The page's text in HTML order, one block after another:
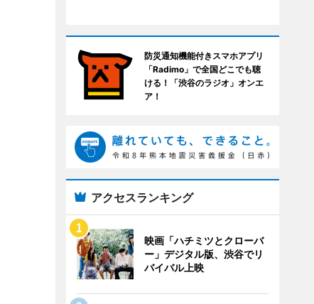
防災通知機能付きスマホアプリ
「Radimo」で全国どこでも聴
ける！「渋谷のラジオ」オンエ
ア！
アクセスランキング
映画「ハチミツとクローバ
ー」デジタル版、渋谷でリ
バイバル上映